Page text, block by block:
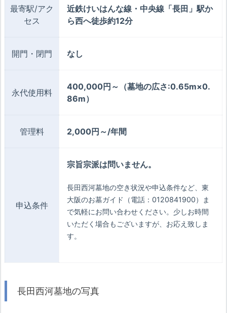
最寄駅/アク
セス
近鉄けいはんな線・中央線「長田」駅か
ら西へ徒歩約12分
開門・閉門 なし
永代使用料
400,000円～（墓地の広さ:0.65m×0.
86m）
管理料 2,000円～/年間
申込条件
宗旨宗派は問いません。
長田西河墓地の空き状況や申込条件など、東
大阪のお墓ガイド（電話：0120841900）ま
で気軽にお問い合わせください。少しお時間
いただく場合もございますが、お応え致しま
す。
長田西河墓地の写真